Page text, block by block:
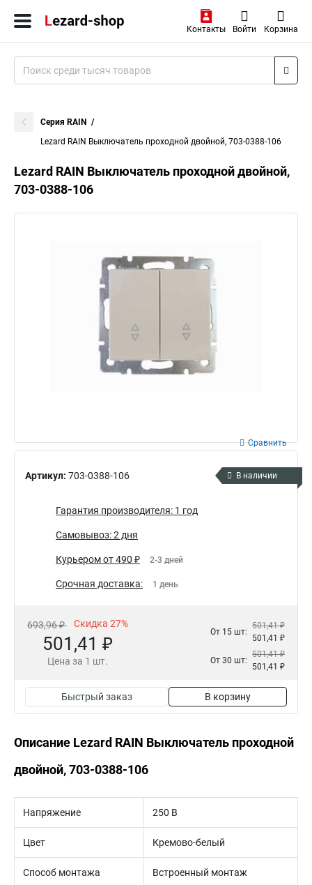
Контакты Войти Корзина
Серия RAIN
Lezard RAIN Выключатель проходной двойной, 703-0388-106
Lezard RAIN Выключатель проходной двойной,
703-0388-106
Артикул: 703-0388-106
Сравнить
В наличии
Гарантия производителя: 1 год
Самовывоз: 2 дня
Курьером от 490 ₽ 2-3 дней
Срочная доставка: 1 день
693,96 ₽ Скидка 27%
501,41 ₽
Цена за 1 шт.
От 15 шт:
501,41 ₽
501,41 ₽
От 30 шт:
501,41 ₽
501,41 ₽
Быстрый заказ В корзину
Описание Lezard RAIN Выключатель проходной
двойной, 703-0388-106
Напряжение 250 В
Цвет Кремово-белый
Способ монтажа Встроенный монтаж